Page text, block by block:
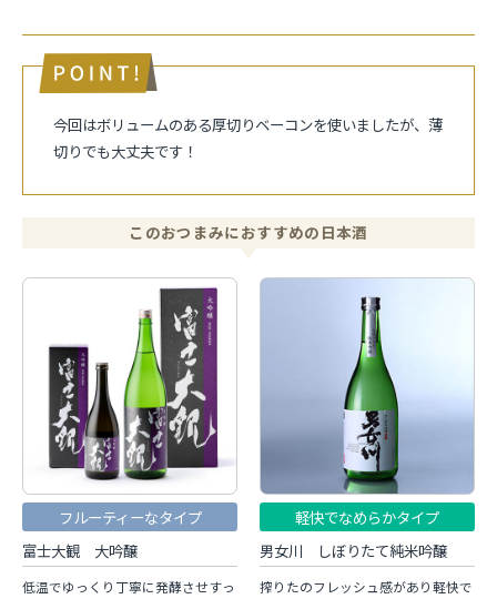
今回はボリュームのある厚切りベーコンを使いましたが、薄
切りでも大丈夫です！
このおつまみにおすすめの日本酒
フルーティーなタイプ
富士大観 大吟醸
低温でゆっくり丁寧に発酵させすっ
軽快でなめらかタイプ
男女川 しぼりたて純米吟醸
搾りたのフレッシュ感があり軽快で